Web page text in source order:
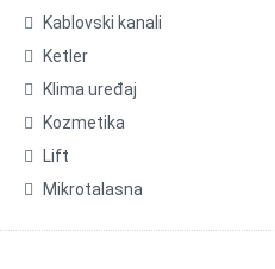
Kablovski kanali
Ketler
Klima uređaj
Kozmetika
Lift
Mikrotalasna